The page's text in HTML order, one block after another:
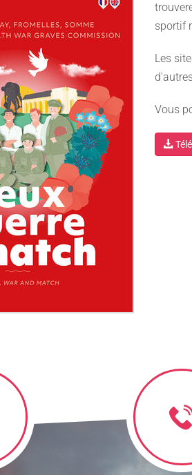
sportif
Les
Vous